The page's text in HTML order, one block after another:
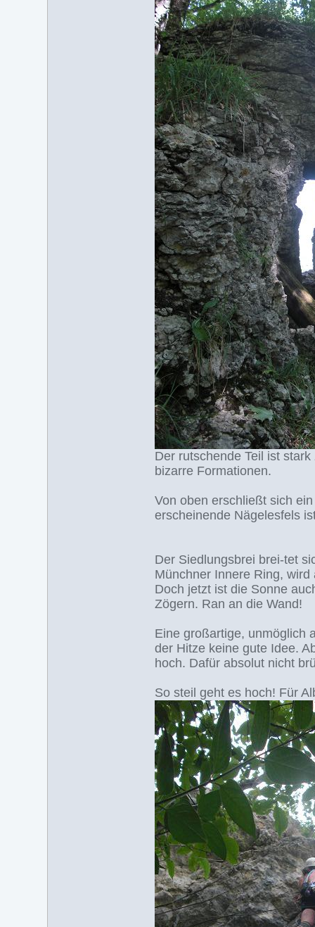
Der rutschende Teil ist
bizarre Formationen.
Von oben erschließt sich
erscheinende Nägelesfels
Der Siedlungsbrei brei-tet
Münchner Innere Ring,
Doch jetzt ist die Sonne
Zögern. Ran an die Wand!
Eine großartige, unmöglich
der Hitze keine gute Idee.
hoch. Dafür absolut nicht
So steil geht es hoch! Für